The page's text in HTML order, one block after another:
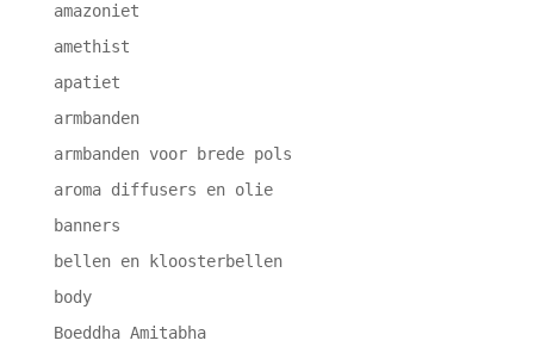
amazoniet
amethist
apatiet
armbanden
armbanden voor brede pols
aroma diffusers en olie
banners
bellen en kloosterbellen
body
Boeddha Amitabha